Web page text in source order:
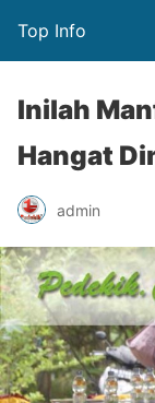
Top Info
Inilah
Hangat
admin